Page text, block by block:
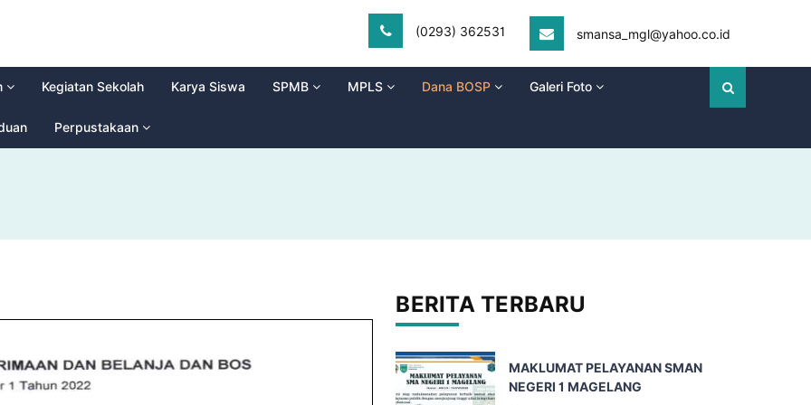
(0293) 362531 smansa_mgl@yahoo.co.id
Kegiatan Sekolah Karya Siswa SPMB MPLS Dana BOSP Galeri Foto
Perpustakaan
BERITA TERBARU
MAKLUMAT PELAYANAN SMAN
NEGERI 1 MAGELANG